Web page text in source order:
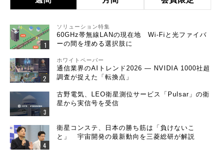
ソリューション特集
60GHz帯無線LANの現在地 Wi-Fiと光ファイバ
ーの間を埋める選択肢に
ホワイトペーパー
通信業界のAIトレンド2026 ― NVIDIA 1000社超
調査が捉えた「転換点」
古野電気、LEO衛星測位サービス「Pulsar」の衛
星から実信号を受信
衛星コンステ、日本の勝ち筋は「負けないこ
と」 宇宙開発の最新動向を三菱総研が解説